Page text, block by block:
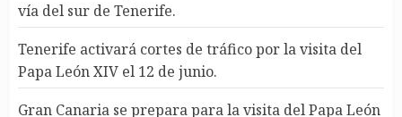
vía del sur de Tenerife.
Tenerife activará cortes de tráfico por la visita del
Papa León XIV el 12 de junio.
Gran Canaria se prepara para la visita del Papa León